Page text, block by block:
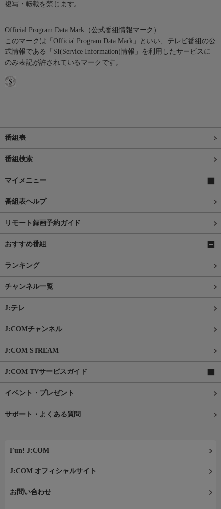
複写・転載を禁じます。
Official Program Data Mark（公式番組情報マーク）
このマークは「Official Program Data Mark」といい、テレビ番組の公
式情報である「SI(Service Information)情報」を利用したサービスに
のみ表記が許されているマークです。
番組表
番組検索
マイメニュー
番組表ヘルプ
リモート録画予約ガイド
おすすめ番組
ランキング
チャンネル一覧
J:テレ
J:COMチャンネル
J:COM STREAM
J:COM TVサービスガイド
イベント・プレゼント
サポート・よくある質問
Fun! J:COM
J:COM オフィシャルサイト
お問い合わせ